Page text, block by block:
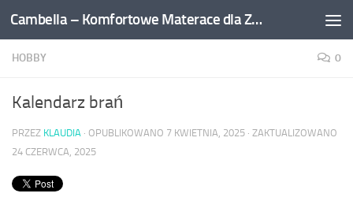
Przejdź do treści Cambella – Komfortowe Materace dla Zdrowego Snu
HOBBY 0
Kalendarz brań
PRZEZ KLAUDIA · OPUBLIKOWANO 7 KWIETNIA, 2025 · ZAKTUALIZOWANO
24 CZERWCA, 2025